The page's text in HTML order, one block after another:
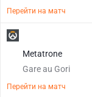
Перейти на матч
Metatrone
Gare au Gori
Перейти на матч